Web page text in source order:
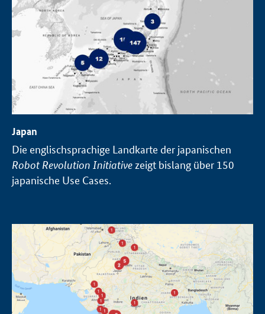
Japan
Die englischsprachige Landkarte der japanischen
Robot Revolution Initiative zeigt bislang über 150
japanische Use Cases.
Öffnet Einzelsicht